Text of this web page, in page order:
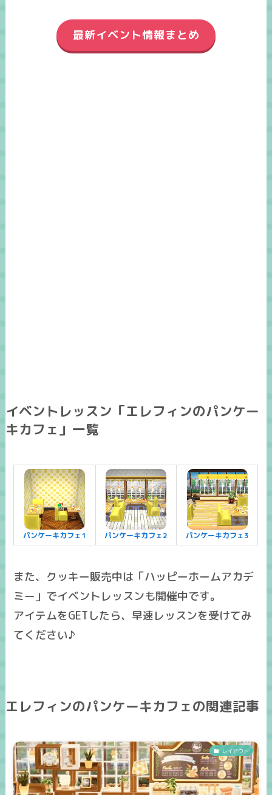
最新イベント情報まとめ
イベントレッスン「エレフィンのパンケー
キカフェ」一覧
パンケーキカフェ1 パンケーキカフェ2 パンケーキカフェ3
また、クッキー販売中は「ハッピーホームアカデ
ミー」でイベントレッスンも開催中です。
アイテムをGETしたら、早速レッスンを受けてみ
てください♪
エレフィンのパンケーキカフェの関連記事
レイアウト